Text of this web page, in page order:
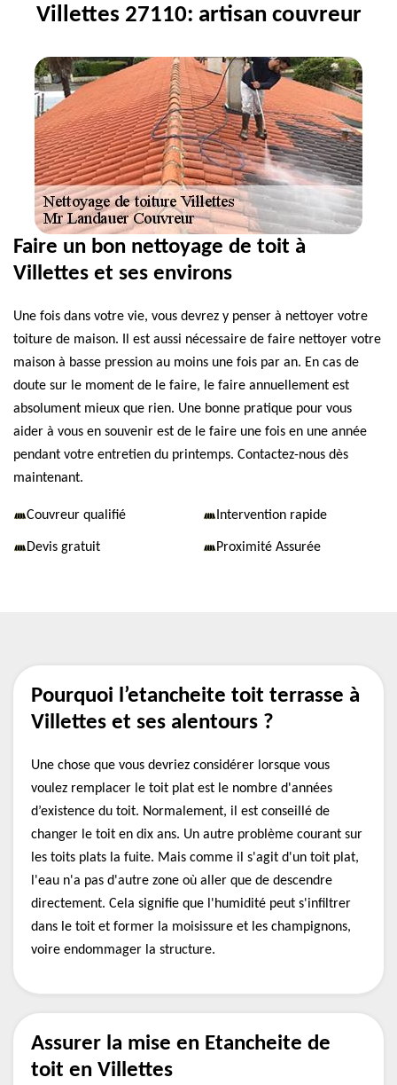
Villettes 27110: artisan couvreur
Faire un bon nettoyage de toit à
Villettes et ses environs
Une fois dans votre vie, vous devrez y penser à nettoyer votre
toiture de maison. Il est aussi nécessaire de faire nettoyer votre
maison à basse pression au moins une fois par an. En cas de
doute sur le moment de le faire, le faire annuellement est
absolument mieux que rien. Une bonne pratique pour vous
aider à vous en souvenir est de le faire une fois en une année
pendant votre entretien du printemps. Contactez-nous dès
maintenant.
Couvreur qualifié Intervention rapide
Devis gratuit Proximité Assurée
Pourquoi l’etancheite toit terrasse à
Villettes et ses alentours ?
Une chose que vous devriez considérer lorsque vous
voulez remplacer le toit plat est le nombre d'années
d’existence du toit. Normalement, il est conseillé de
changer le toit en dix ans. Un autre problème courant sur
les toits plats la fuite. Mais comme il s'agit d'un toit plat,
l'eau n'a pas d'autre zone où aller que de descendre
directement. Cela signifie que l'humidité peut s'infiltrer
dans le toit et former la moisissure et les champignons,
voire endommager la structure.
Assurer la mise en Etancheite de
toit en Villettes